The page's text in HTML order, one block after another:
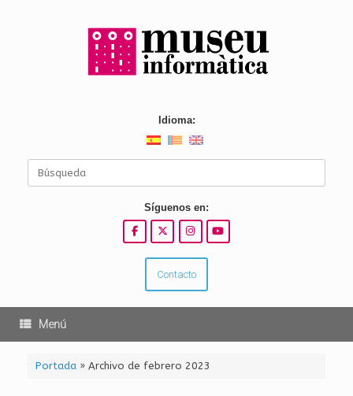
Idioma:
Buscar:
Síguenos en:
Contacto
Menú
Portada» Archivo de febrero 2023